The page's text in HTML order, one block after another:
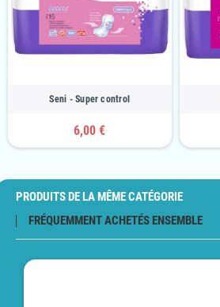
Seni - Super control
6,00 €
PRODUITS DE LA MÊME CATÉGORIE
FRÉQUEMMENT ACHETÉS ENSEMBLE